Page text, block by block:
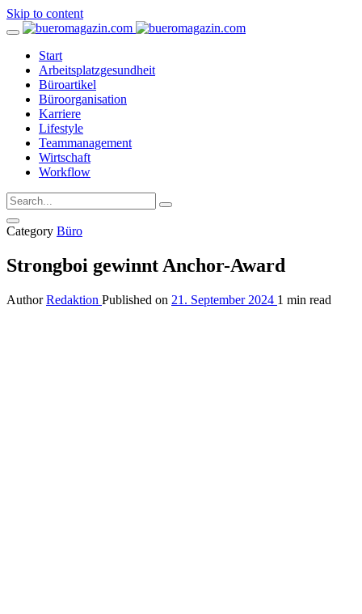
Skip to content
Start
Arbeitsplatzgesundheit
Büroartikel
Büroorganisation
Karriere
Lifestyle
Teammanagement
Wirtschaft
Workflow
Category Büro
Strongboi gewinnt Anchor-Award
Author Redaktion Published on 21. September 2024 1 min read